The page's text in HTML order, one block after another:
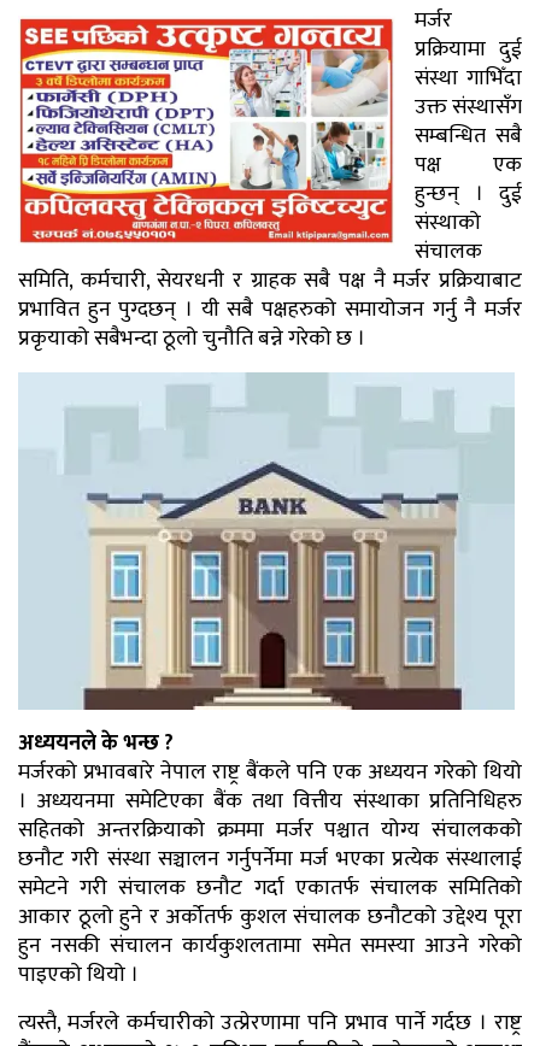
मर्जर
प्रक्रियामा दुई
संस्था गाभिँदा
उक्त संस्थासँग
सम्बन्धित सबै
पक्ष एक
हुन्छन् । दुई
संस्थाको
संचालक
समिति, कर्मचारी, सेयरधनी र ग्राहक सबै पक्ष नै मर्जर प्रक्रियाबाट
प्रभावित हुन पुग्दछन् । यी सबै पक्षहरुको समायोजन गर्नु नै मर्जर
प्रकृयाको सबैभन्दा ठूलो चुनौति बन्ने गरेको छ ।
अध्ययनले के भन्छ ?
मर्जरको प्रभावबारे नेपाल राष्ट्र बैंकले पनि एक अध्ययन गरेको थियो
। अध्ययनमा समेटिएका बैंक तथा वित्तीय संस्थाका प्रतिनिधिहरु
सहितको अन्तरक्रियाको क्रममा मर्जर पश्चात योग्य संचालकको
छनौट गरी संस्था सञ्चालन गर्नुपर्नेमा मर्ज भएका प्रत्येक संस्थालाई
समेटने गरी संचालक छनौट गर्दा एकातर्फ संचालक समितिको
आकार ठूलो हुने र अर्कोतर्फ कुशल संचालक छनौटको उद्देश्य पूरा
हुन नसकी संचालन कार्यकुशलतामा समेत समस्या आउने गरेको
पाइएको थियो ।
त्यस्तै, मर्जरले कर्मचारीको उत्प्रेरणामा पनि प्रभाव पार्ने गर्दछ । राष्ट्र